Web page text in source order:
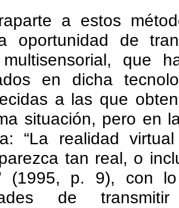
a estos
oportunidad de
que
en dicha
a las que
situación, pero en
“La realidad
tan real, o
(1995, p. 9), con
de